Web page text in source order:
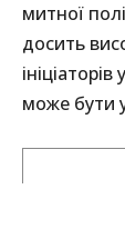
митної
досить
може бути